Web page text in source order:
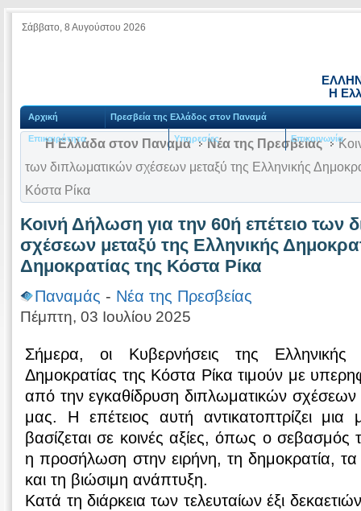
Σάββατο, 8 Αυγούστου 2026
Η
Αρχική Πρεσβεία της Ελλάδος στον Παναμά
Επικαιρότητα Υπηρεσίες Επικοινωνία
Η Ελλάδα στον Παναμά Νέα της Πρεσβείας
των διπλωματικών σχέσεων μεταξύ της Ελληνικής
Κόστα Ρίκα
Κοινή Δήλωση για την 60ή επέτειο των
σχέσεων μεταξύ της Ελληνικής
Δημοκρατίας της Κόστα Ρίκα
Παναμάς - Νέα της Πρεσβείας
Πέμπτη, 03 Ιουλίου 2025
Σήμερα, οι Κυβερνήσεις της Ελληνικής
Δημοκρατίας της Κόστα Ρίκα τιμούν με
από την εγκαθίδρυση διπλωματικών
μας. Η επέτειος αυτή αντικατοπτρίζει μια
βασίζεται σε κοινές αξίες, όπως ο σεβασμός
η προσήλωση στην ειρήνη, τη δημοκρατία,
και τη βιώσιμη ανάπτυξη.
Κατά τη διάρκεια των τελευταίων έξι